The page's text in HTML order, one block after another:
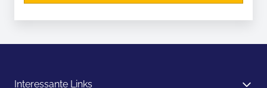
Interessante Links